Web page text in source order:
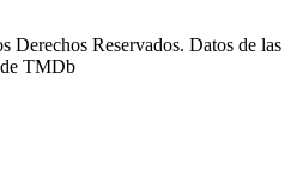
Derechos Reservados. Datos de las
TMDb